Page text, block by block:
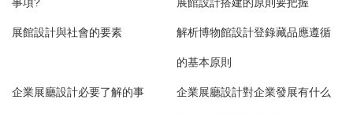
展館設計與社會的要素 解析博物館設計登錄藏品應遵循
的基本原則
企業展廳設計必要了解的事 企業展廳設計對企業發展有什么